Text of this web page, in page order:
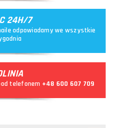
24H/7
odpowiadamy we wszystkie
telefonem +48 600 607 709